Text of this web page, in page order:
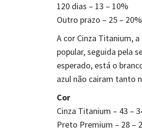
120 dias – 13 – 10%
Outro prazo – 25 – 20%
A cor Cinza Titanium,
popular, seguida pela
esperado, está o
azul não cairam tanto
Cor
Cinza Titanium – 43 –
Preto Premium – 28 –